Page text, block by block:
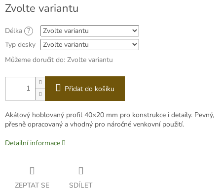
cena:
Zvolte variantu
Délka ?
Typ desky
Můžeme doručit do: Zvolte variantu
Přidat do košíku
Akátový hoblovaný profil 40×20 mm pro konstrukce i detaily. Pevný,
přesně opracovaný a vhodný pro náročné venkovní použití.
Detailní informace
ZEPTAT SE SDÍLET